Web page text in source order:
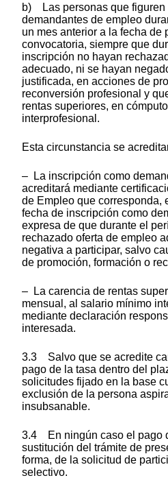
b) Las personas que figuren
demandantes de empleo
un mes anterior a la fecha de
convocatoria, siempre que
inscripción no hayan
adecuado, ni se hayan
justificada, en acciones de
reconversión profesional y
rentas superiores, en
interprofesional.
Esta circunstancia se
– La inscripción como
acreditará mediante
de Empleo que corresponda,
fecha de inscripción como
expresa de que durante el
rechazado oferta de empleo
negativa a participar, salvo
de promoción, formación o
– La carencia de rentas
mensual, al salario mínimo
mediante declaración
interesada.
3.3 Salvo que se acredite
pago de la tasa dentro del
solicitudes fijado en la base
exclusión de la persona
insubsanable.
3.4 En ningún caso el pago
sustitución del trámite de
forma, de la solicitud de
selectivo.